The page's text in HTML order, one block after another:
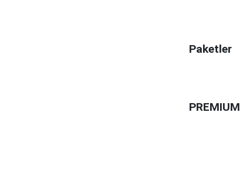
Paketler
PREMIUM